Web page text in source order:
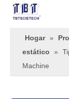
Hogar »
estático
»
Machine